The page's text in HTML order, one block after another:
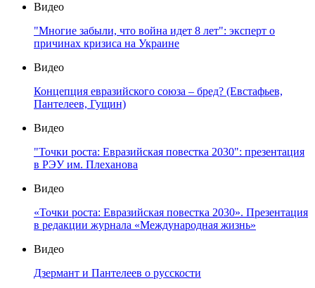
Видео
"Многие забыли, что война идет 8 лет": эксперт о
причинах кризиса на Украине
Видео
Концепция евразийского союза – бред? (Евстафьев,
Пантелеев, Гущин)
Видео
"Точки роста: Евразийская повестка 2030": презентация
в РЭУ им. Плеханова
Видео
«Точки роста: Евразийская повестка 2030». Презентация
в редакции журнала «Международная жизнь»
Видео
Дзермант и Пантелеев о русскости